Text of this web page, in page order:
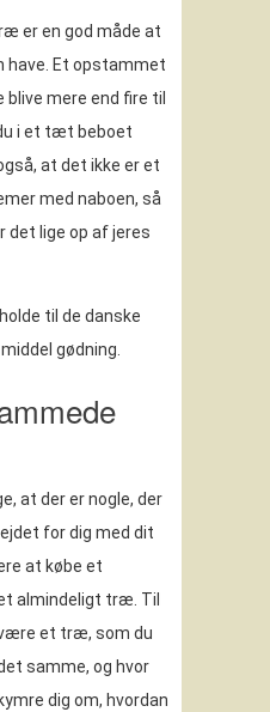
er en god måde at
Et opstammet
mere end fire til
i et tæt beboet
at det ikke er et
med naboen, så
det lige op af jeres
til de danske
gødning.
at der er nogle, der
for dig med dit
at købe et
almindeligt træ. Til
et træ, som du
samme, og hvor
dig om, hvordan